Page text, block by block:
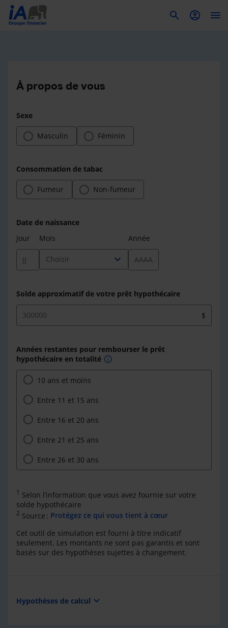
À propos de vous
Sexe
Masculin Féminin
Consommation de tabac
Fumeur Non-fumeur
Date de naissance
Jour
Mois
Choisir expand_more
Année
Solde approximatif de votre prêt hypothécaire
$
Années restantes pour rembourser le prêt
hypothécaire en totalité info
10 ans et moins
Entre 11 et 15 ans
Entre 16 et 20 ans
Entre 21 et 25 ans
Entre 26 et 30 ans
1 Selon l’information que vous avez fournie sur votre
solde hypothécaire
2 Source : Protégez ce qui vous tient à cœur
Cet outil de simulation est fourni à titre indicatif
seulement. Les montants ne sont pas garantis et sont
basés sur des hypothèses sujettes à changement.
Hypothèses de calcul expand_more